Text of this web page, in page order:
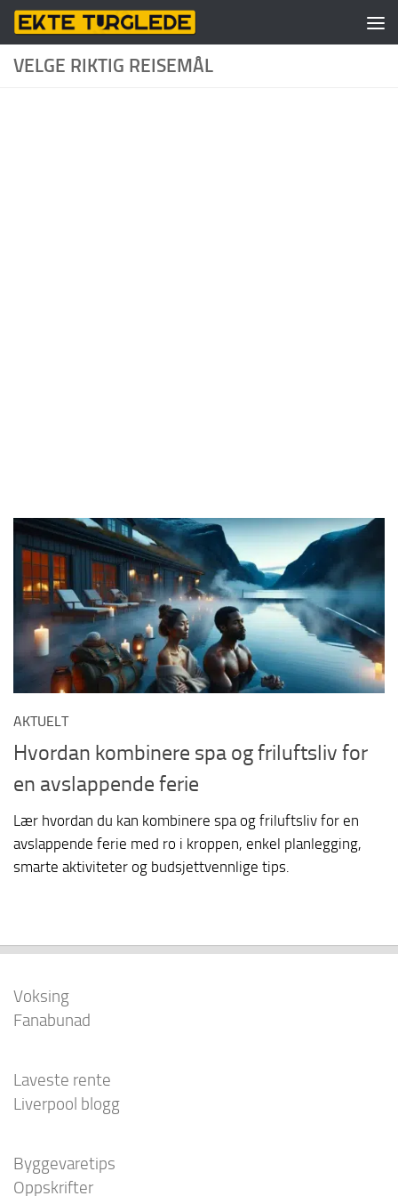
Skip to content
VELGE RIKTIG REISEMÅL
AKTUELT
Hvordan kombinere spa og friluftsliv for
en avslappende ferie
Lær hvordan du kan kombinere spa og friluftsliv for en
avslappende ferie med ro i kroppen, enkel planlegging,
smarte aktiviteter og budsjettvennlige tips.
Voksing
Fanabunad
Laveste rente
Liverpool blogg
Byggevaretips
Oppskrifter